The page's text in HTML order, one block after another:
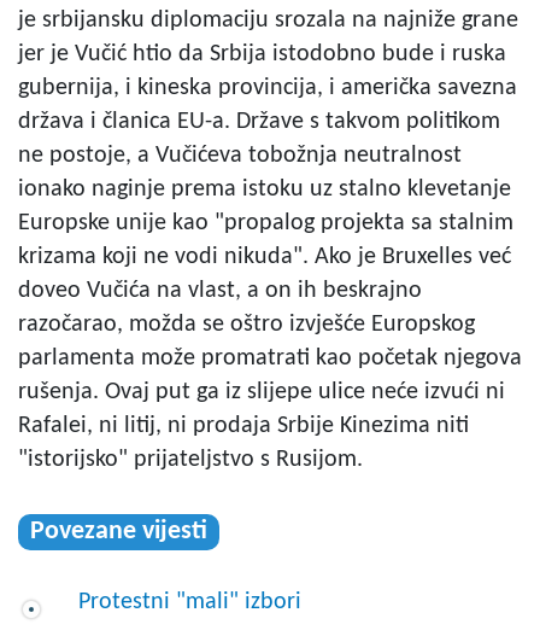
je srbijansku diplomaciju srozala na najniže grane
jer je Vučić htio da Srbija istodobno bude i ruska
gubernija, i kineska provincija, i američka savezna
država i članica EU-a. Države s takvom politikom
ne postoje, a Vučićeva tobožnja neutralnost
ionako naginje prema istoku uz stalno klevetanje
Europske unije kao "propalog projekta sa stalnim
krizama koji ne vodi nikuda". Ako je Bruxelles već
doveo Vučića na vlast, a on ih beskrajno
razočarao, možda se oštro izvješće Europskog
parlamenta može promatrati kao početak njegova
rušenja. Ovaj put ga iz slijepe ulice neće izvući ni
Rafalei, ni litij, ni prodaja Srbije Kinezima niti
"istorijsko" prijateljstvo s Rusijom.
Povezane vijesti
Protestni "mali" izbori